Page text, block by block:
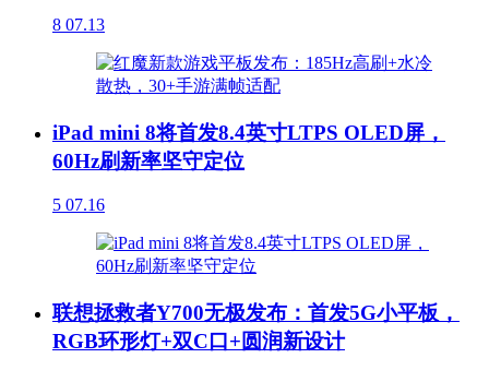
8 07.13
iPad mini 8将首发8.4英寸LTPS OLED屏，
60Hz刷新率坚守定位
5 07.16
联想拯救者Y700无极发布：首发5G小平板，
RGB环形灯+双C口+圆润新设计